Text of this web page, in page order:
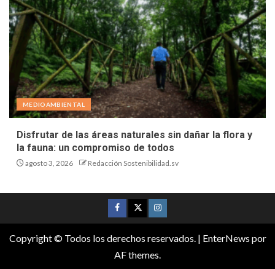
MEDIOAMBIENTAL
Disfrutar de las áreas naturales sin dañar la flora y
la fauna: un compromiso de todos
agosto 3, 2026 Redacción Sostenibilidad.sv
Copyright © Todos los derechos reservados. | EnterNews por
AF themes.